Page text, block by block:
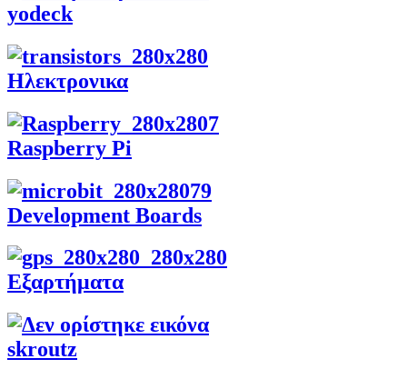
yodeck
Ηλεκτρονικα
Raspberry Pi
Development Boards
Εξαρτήματα
skroutz